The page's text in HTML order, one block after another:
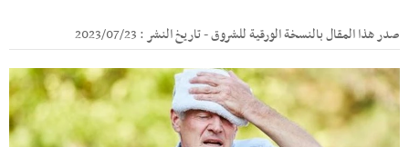
صدر هذا المقال بالنسخة الورقية للشروق - تاريخ النشر : 2023/07/23